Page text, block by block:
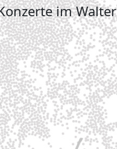
im Walter